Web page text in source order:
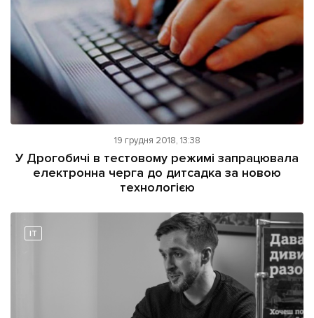
19 грудня 2018, 13:38
У Дрогобичі в тестовому режимі запрацювала
електронна черга до дитсадка за новою
технологією
IT